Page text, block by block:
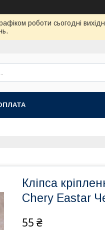
роботи сьогодні
Кліпса
Chery Eastar
55 ₴